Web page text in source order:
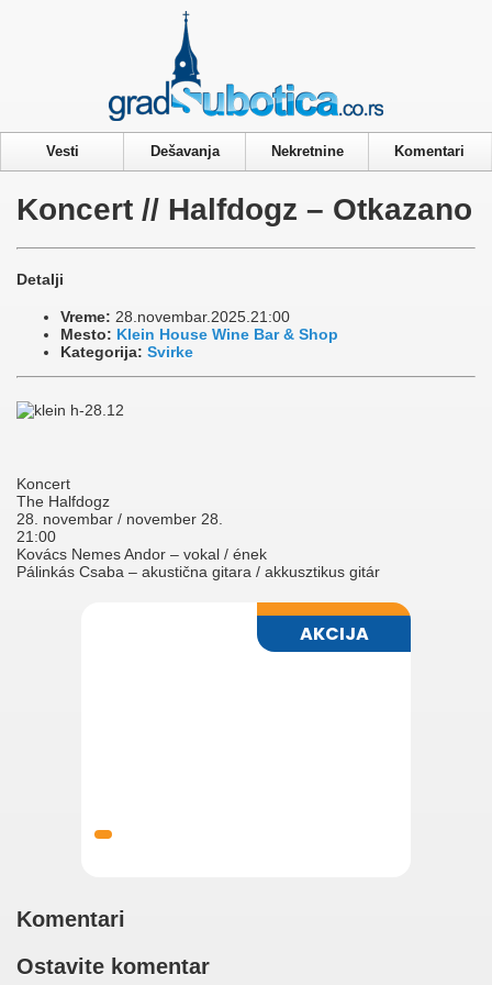
Vesti Dešavanja Nekretnine Komentari
Koncert // Halfdogz – Otkazano
Detalji
Vreme: 28.novembar.2025.21:00
Mesto: Klein House Wine Bar & Shop
Kategorija: Svirke
Koncert
The Halfdogz
28. novembar / november 28.
21:00
Kovács Nemes Andor – vokal / ének
Pálinkás Csaba – akustična gitara / akkusztikus gitár
Komentari
Ostavite komentar
Privacy & Cookies Policy